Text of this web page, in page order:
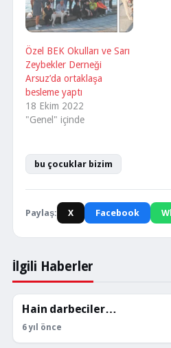
Özel BEK Okulları ve Sarı
Zeybekler Derneği
Arsuz’da ortaklaşa
besleme yaptı
18 Ekim 2022
"Genel" içinde
bu çocuklar bizim
Paylaş: X Facebook
İlgili Haberler
KÖŞE YAZILARI
Hain darbeciler…
6 yıl önce